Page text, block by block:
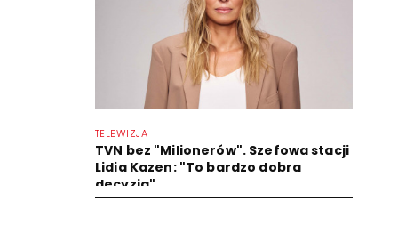
TELEWIZJA
TVN bez "Milionerów". Szefowa stacji
Lidia Kazen: "To bardzo dobra
decyzja"